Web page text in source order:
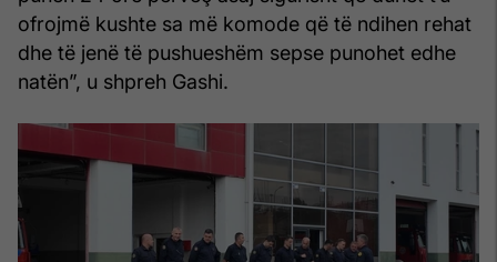
ofrojmë kushte sa më komode që të ndihen rehat
dhe të jenë të pushueshëm sepse punohet edhe
natën”, u shpreh Gashi.